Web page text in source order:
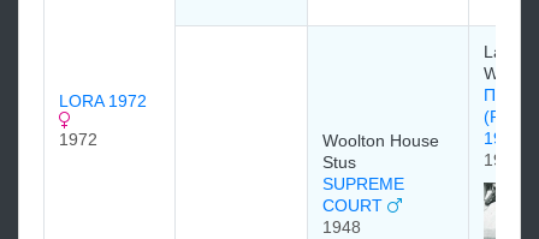
LORA 1972
1972
Woolton House
Stus
SUPREME
COURT
1948
Lady
1933)
1933